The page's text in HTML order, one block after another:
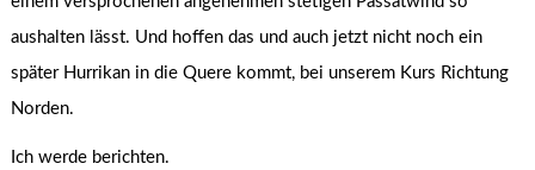
aushalten lässt. Und hoffen das und auch jetzt nicht noch ein
später Hurrikan in die Quere kommt, bei unserem Kurs Richtung
Norden.
Ich werde berichten.